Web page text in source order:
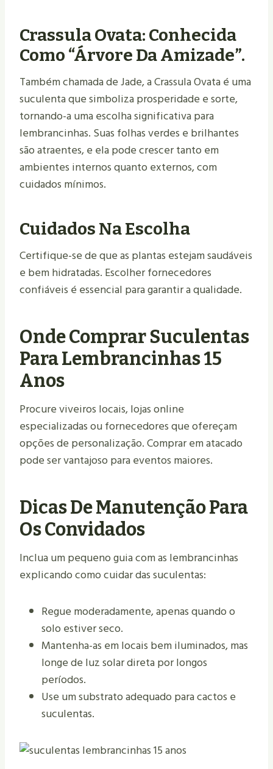
Crassula Ovata: Conhecida
Como “árvore Da Amizade”.
Também chamada de Jade, a Crassula Ovata é uma
suculenta que simboliza prosperidade e sorte,
tornando-a uma escolha significativa para
lembrancinhas. Suas folhas verdes e brilhantes
são atraentes, e ela pode crescer tanto em
ambientes internos quanto externos, com
cuidados mínimos.
Cuidados Na Escolha
Certifique-se de que as plantas estejam saudáveis
e bem hidratadas. Escolher fornecedores
confiáveis é essencial para garantir a qualidade.
Onde Comprar Suculentas
Para Lembrancinhas 15
Anos
Procure viveiros locais, lojas online
especializadas ou fornecedores que ofereçam
opções de personalização. Comprar em atacado
pode ser vantajoso para eventos maiores.
Dicas De Manutenção Para
Os Convidados
Inclua um pequeno guia com as lembrancinhas
explicando como cuidar das suculentas:
Regue moderadamente, apenas quando o
solo estiver seco.
Mantenha-as em locais bem iluminados, mas
longe de luz solar direta por longos
períodos.
Use um substrato adequado para cactos e
suculentas.